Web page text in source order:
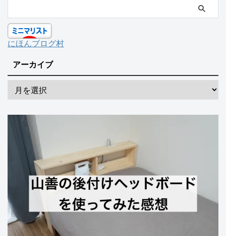
にほんブログ村
アーカイブ